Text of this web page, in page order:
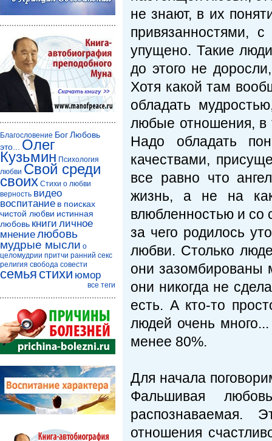
не знают, в их
привязанностями,
упущено. Такие
до этого не
Хотя какой там
обладать
любые отношения, в
Надо обладать
качествами,
все равно что
жизнь, а не на
влюбленностью и
за чего родилось
любви. Столько
они зазомбированы
они никогда не
есть. А кто-то
людей очень
менее 80%.
Для начала
Фальшивая
распознаваемая.
отношения
Благословение БогЛюбовь
это...
Олег
Кузьмин Психология
любви Свой среди
своих Стихи о любви
верность видео
воспитание в поисках
чистой любви истинная
любовь книги личное
мнениелюбовь
мудрые мысли о
целомудрии притчи ранний секс
религия свобода совести
семья стихи юмор
все теги